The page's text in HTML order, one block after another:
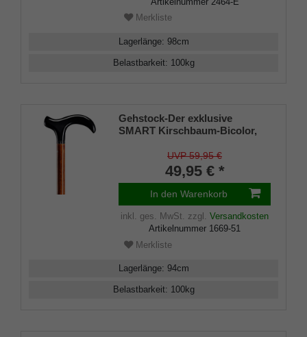
Makassar Ebenholz, inklusiv
Schlankpuffer.
Merkliste
Lagerlänge: 98cm
Belastbarkeit: 100kg
Gehstock-Der exklusive
SMART Kirschbaum-Bicolor,
Fritzgriff aus Buchenholz,
aufgesetzt auf einen Stock aus
Buchenholz, kirschbaumfarben
gebeizt, seidenmatt lackiert,
inklusiv Schlankpuffer.
UVP 59,95 €
49,95 € *
In den Warenkorb
inkl. ges. MwSt. zzgl. Versandkosten
Artikelnummer 1669-51
Merkliste
Lagerlänge: 94cm
Belastbarkeit: 100kg